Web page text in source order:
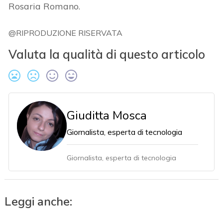
Rosaria Romano.
@RIPRODUZIONE RISERVATA
Valuta la qualità di questo articolo
Giuditta Mosca
Giornalista, esperta di tecnologia
Giornalista, esperta di tecnologia
Leggi anche: